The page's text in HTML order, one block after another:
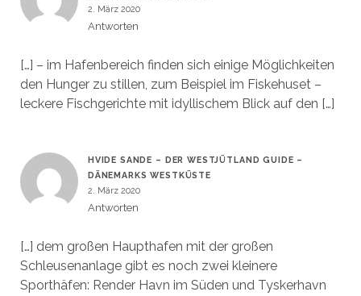
2. März 2020
Antworten
[…] – im Hafenbereich finden sich einige Möglichkeiten
den Hunger zu stillen, zum Beispiel im Fiskehuset –
leckere Fischgerichte mit idyllischem Blick auf den […]
HVIDE SANDE – DER WESTJÜTLAND GUIDE –
DÄNEMARKS WESTKÜSTE
2. März 2020
Antworten
[…] dem großen Haupthafen mit der großen
Schleusenanlage gibt es noch zwei kleinere
Sporthäfen: Render Havn im Süden und Tyskerhavn